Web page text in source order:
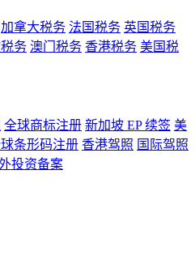
加拿大税务 法国税务 英国税务
务 澳门税务 香港税务 美国税
全球商标注册 新加坡 EP 续签 美
条形码注册 香港驾照 国际驾照
投资备案